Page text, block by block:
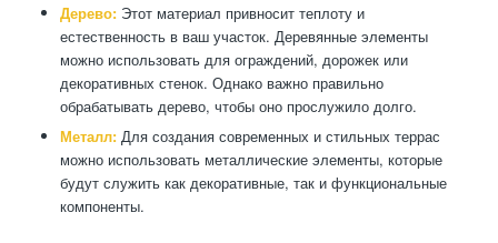
Дерево:Этот материал привносит теплоту и
естественность в ваш участок. Деревянные элементы
можно использовать для ограждений, дорожек или
декоративных стенок. Однако важно правильно
обрабатывать дерево, чтобы оно прослужило долго.
Металл:Для создания современных и стильных террас
можно использовать металлические элементы, которые
будут служить как декоративные, так и функциональные
компоненты.